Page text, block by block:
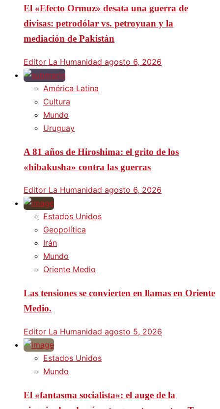
El «Efecto Ormuz» desata una guerra de
divisas: petrodólar vs. petroyuan y la
mediación de Pakistán
Editor La Humanidad agosto 6, 2026
América Latina
Cultura
Mundo
Uruguay
A 81 años de Hiroshima: el grito de los
«hibakusha» contra las guerras
Editor La Humanidad agosto 6, 2026
Estados Unidos
Geopolítica
Irán
Mundo
Oriente Medio
Las tensiones se convierten en llamas en Oriente
Medio.
Editor La Humanidad agosto 5, 2026
Estados Unidos
Mundo
El «fantasma socialista»: el auge de la